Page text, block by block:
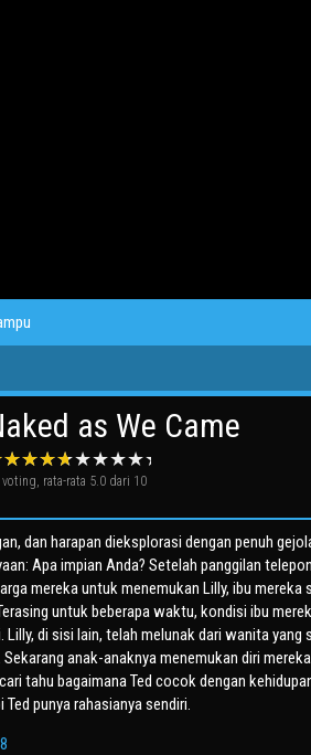
as We Came
voting, rata-rata 5.0 dari 10
dan harapan dieksplorasi dengan penuh
Apa impian Anda? Setelah panggilan
mereka untuk menemukan Lilly, ibu
untuk beberapa waktu, kondisi ibu
Lilly, di sisi lain, telah melunak dari wanita
anak-anaknya menemukan diri
tahu bagaimana Ted cocok dengan
Ted punya rahasianya sendiri.